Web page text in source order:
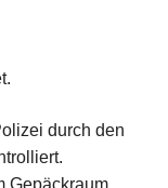
durch den
Gepäckraum